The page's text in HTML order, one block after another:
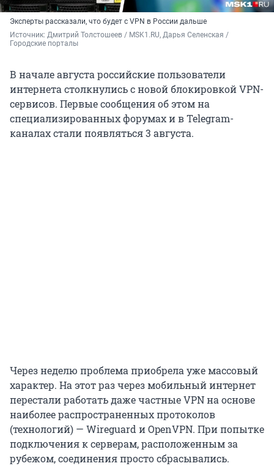
Эксперты рассказали, что будет с VPN в России дальше
Источник: Дмитрий Толстошеев / MSK1.RU, Дарья Селенская /
Городские порталы
В начале августа российские пользователи
интернета столкнулись с новой блокировкой VPN-
сервисов. Первые сообщения об этом на
специализированных форумах и в Telegram-
каналах стали появляться 3 августа.
Через неделю проблема приобрела уже массовый
характер. На этот раз через мобильный интернет
перестали работать даже частные VPN на основе
наиболее распространенных протоколов
(технологий) — Wireguard и OpenVPN. При попытке
подключения к серверам, расположенным за
рубежом, соединения просто сбрасывались.